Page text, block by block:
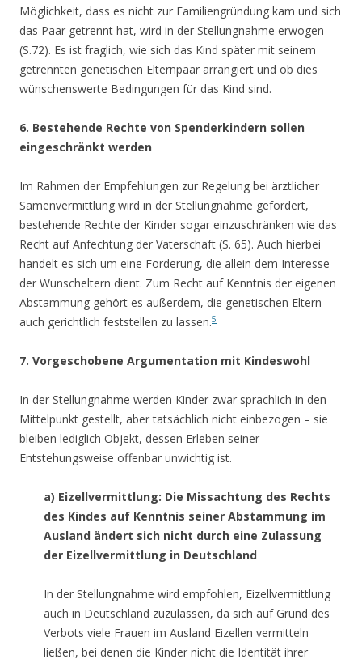
Möglichkeit, dass es nicht zur Familiengründung kam und sich
das Paar getrennt hat, wird in der Stellungnahme erwogen
(S.72). Es ist fraglich, wie sich das Kind später mit seinem
getrennten genetischen Elternpaar arrangiert und ob dies
wünschenswerte Bedingungen für das Kind sind.
6. Bestehende Rechte von Spenderkindern sollen
eingeschränkt werden
Im Rahmen der Empfehlungen zur Regelung bei ärztlicher
Samenvermittlung wird in der Stellungnahme gefordert,
bestehende Rechte der Kinder sogar einzuschränken wie das
Recht auf Anfechtung der Vaterschaft (S. 65). Auch hierbei
handelt es sich um eine Forderung, die allein dem Interesse
der Wunscheltern dient. Zum Recht auf Kenntnis der eigenen
Abstammung gehört es außerdem, die genetischen Eltern
auch gerichtlich feststellen zu lassen.5
7. Vorgeschobene Argumentation mit Kindeswohl
In der Stellungnahme werden Kinder zwar sprachlich in den
Mittelpunkt gestellt, aber tatsächlich nicht einbezogen – sie
bleiben lediglich Objekt, dessen Erleben seiner
Entstehungsweise offenbar unwichtig ist.
a) Eizellvermittlung: Die Missachtung des Rechts
des Kindes auf Kenntnis seiner Abstammung im
Ausland ändert sich nicht durch eine Zulassung
der Eizellvermittlung in Deutschland
In der Stellungnahme wird empfohlen, Eizellvermittlung
auch in Deutschland zuzulassen, da sich auf Grund des
Verbots viele Frauen im Ausland Eizellen vermitteln
ließen, bei denen die Kinder nicht die Identität ihrer